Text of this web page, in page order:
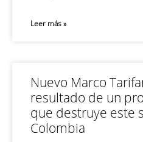
Leer más »
Nuevo Marco
resultado de un
que destruye este
Colombia